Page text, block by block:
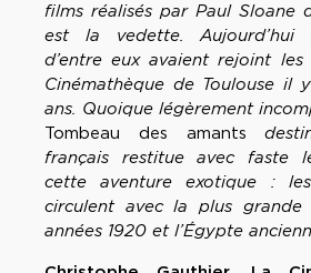
films réalisés par Paul Sloane
est la vedette. Aujourd’hui
d’entre eux avaient rejoint
Cinémathèque de Toulouse il
ans. Quoique légèrement
Tombeau des amants
français restitue avec faste
cette aventure exotique :
circulent avec la plus
années 1920 et l’Égypte